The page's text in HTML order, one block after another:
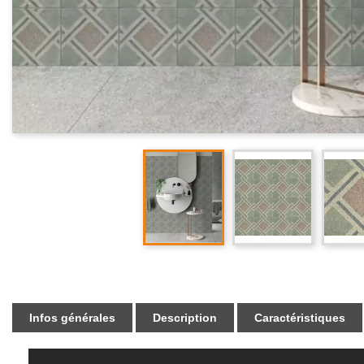
Infos générales Description Caractéristiques